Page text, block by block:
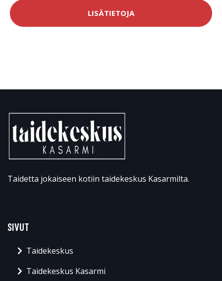
LISÄTIETOJA
Taidetta jokaiseen kotiin taidekeskus Kasarmilta.
SIVUT
Taidekeskus
Taidekeskus Kasarmi